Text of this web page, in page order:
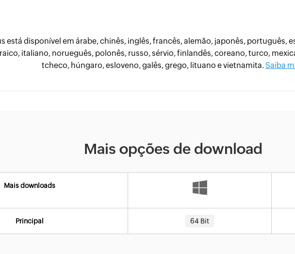
está disponível em árabe, chinês, inglês, francês, alemão, japonês, português,
italiano, norueguês, polonês, russo, sérvio, finlandês, coreano, turco,
tcheco, húngaro, esloveno, galês, grego, lituano e vietnamita. Saiba
Mais opções de download
Mais downloads
Principal 64 Bit